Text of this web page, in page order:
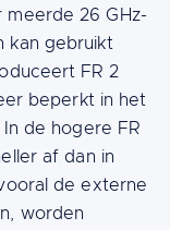
26 GHz-
kan gebruikt
FR 2
beperkt in het
de hogere FR
af dan in
de externe
worden